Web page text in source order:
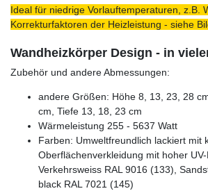
Ideal für niedrige Vorlauftemperaturen, z.B.
Korrekturfaktoren der Heizleistung - siehe
Wandheizkörper Design - in
Zubehör und andere Abmessungen:
andere Größen: Höhe 8, 13, 23, 28
cm, Tiefe 13, 18, 23 cm
Wärmeleistung 255 - 5637 Watt
Farben: Umweltfreundlich lackiert mit
Oberflächenverkleidung mit hoher
Verkehrsweiss RAL 9016 (133),
black RAL 7021 (145)